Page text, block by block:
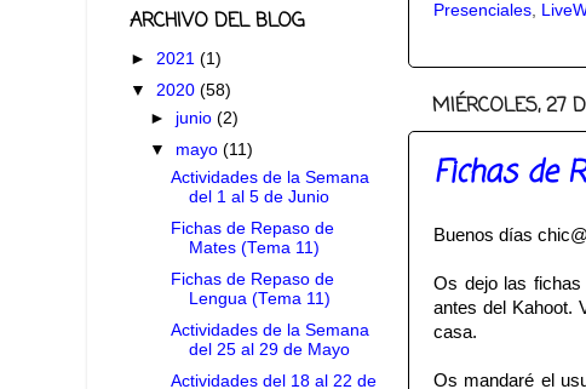
Presenciales,
MIÉRCOLES, 27
Fichas de
Buenos días
Os dejo las fichas
antes del Kahoot.
casa.
Os mandaré el
ARCHIVO DEL BLOG
► 2021 (1)
▼ 2020 (58)
► junio(2)
▼ mayo(11)
Actividades de la Semana
del 1 al 5 de Junio
Fichas de Repaso de
Mates (Tema 11)
Fichas de Repaso de
Lengua (Tema 11)
Actividades de la Semana
del 25 al 29 de Mayo
Actividades del 18 al 22 de